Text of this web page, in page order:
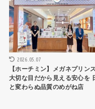
2026.05.07
【ホーチミン】メガネプリンス
大切な目だから見える安心を
と変わらぬ品質のめがね店